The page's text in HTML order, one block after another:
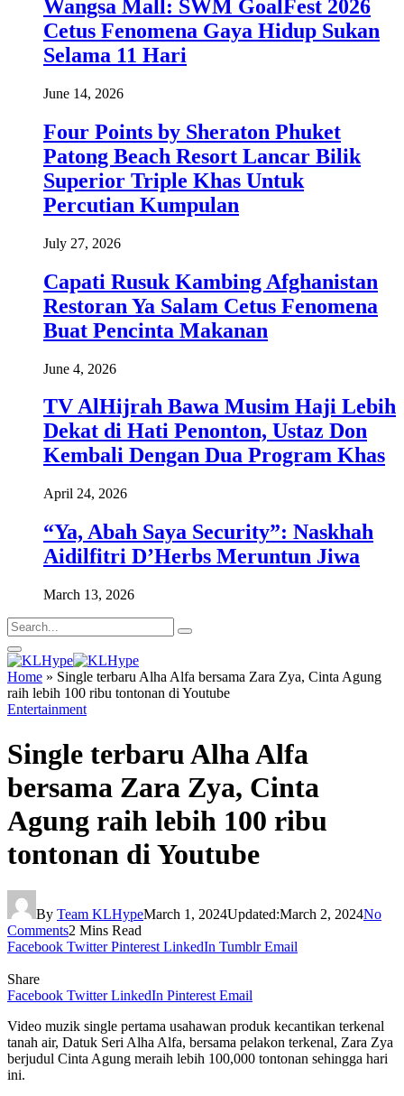
Wangsa Mall: SWM GoalFest 2026
Cetus Fenomena Gaya Hidup Sukan
Selama 11 Hari
June 14, 2026
Four Points by Sheraton Phuket
Patong Beach Resort Lancar Bilik
Superior Triple Khas Untuk
Percutian Kumpulan
July 27, 2026
Capati Rusuk Kambing Afghanistan
Restoran Ya Salam Cetus Fenomena
Buat Pencinta Makanan
June 4, 2026
TV AlHijrah Bawa Musim Haji Lebih
Dekat di Hati Penonton, Ustaz Don
Kembali Dengan Dua Program Khas
April 24, 2026
“Ya, Abah Saya Security”: Naskhah
Aidilfitri D’Herbs Meruntun Jiwa
March 13, 2026
Home » Single terbaru Alha Alfa bersama Zara Zya, Cinta Agung
raih lebih 100 ribu tontonan di Youtube
Entertainment
Single terbaru Alha Alfa
bersama Zara Zya, Cinta
Agung raih lebih 100 ribu
tontonan di Youtube
By Team KLHypeMarch 1, 2024Updated:March 2, 2024No
Comments2 Mins Read
Facebook Twitter Pinterest LinkedIn Tumblr Email
Share
Facebook Twitter LinkedIn Pinterest Email
Video muzik single pertama usahawan produk kecantikan terkenal
tanah air, Datuk Seri Alha Alfa, bersama pelakon terkenal, Zara Zya
berjudul Cinta Agung meraih lebih 100,000 tontonan sehingga hari
ini.